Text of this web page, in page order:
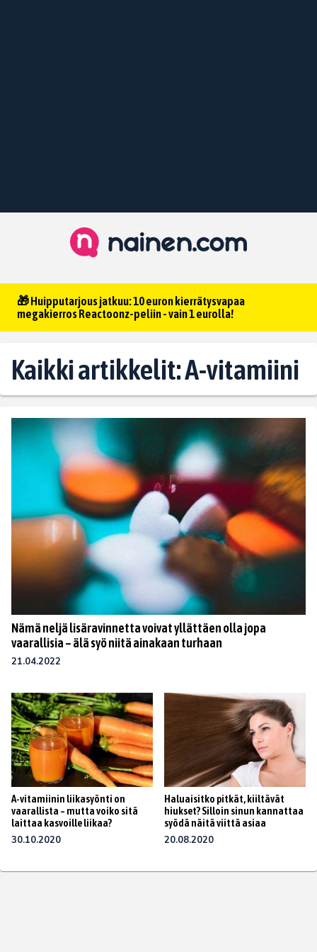
🎁 Huipputarjous jatkuu: 10 euron kierrätysvapaa
megakierros Reactoonz-peliin - vain 1 eurolla!
Kaikki artikkelit: A-vitamiini
Nämä neljä lisäravinnetta voivat yllättäen olla jopa
vaarallisia – älä syö niitä ainakaan turhaan
21.04.2022
A-vitamiinin liikasyönti on
vaarallista – mutta voiko sitä
laittaa kasvoille liikaa?
30.10.2020
Haluaisitko pitkät, kiiltävät
hiukset? Silloin sinun kannattaa
syödä näitä viittä asiaa
20.08.2020